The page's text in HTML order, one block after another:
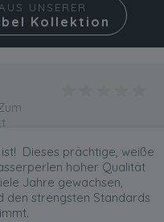
UNSERER
Kollektion
Dieses prächtige, weiße
hoher Qualität
Jahre gewachsen,
den strengsten Standards